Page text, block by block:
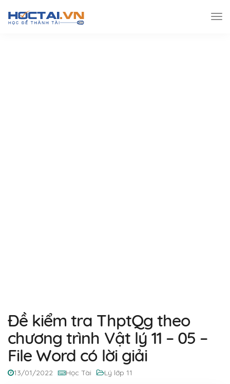
Đề kiểm tra ThptQg theo
chương trình Vật lý 11 – 05 –
File Word có lời giải
13/01/2022 Học Tài Lý lớp 11